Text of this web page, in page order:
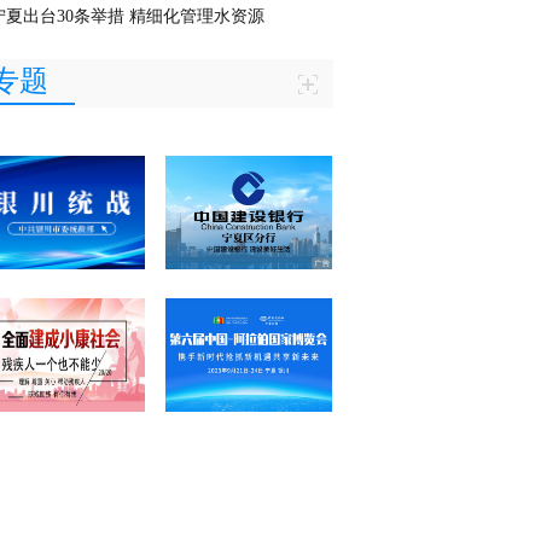
夏出台30条举措 精细化管理水资源
题